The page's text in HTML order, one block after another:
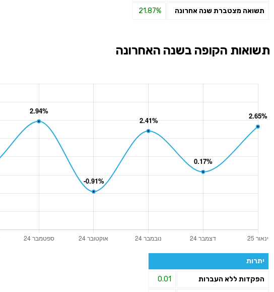
תשואה מצטברת שנה אחרונה 21.87%
תשואות הקופה בשנה האחרונה
יתרות
הפקדות ללא העברות 0.01